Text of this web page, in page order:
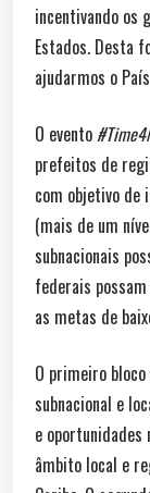
incentivando os
Estados. Desta
ajudarmos o
O evento
prefeitos de
com objetivo
(mais de um
subnacionais
federais
as metas de
O primeiro
subnacional e
e oportunidades
âmbito local e